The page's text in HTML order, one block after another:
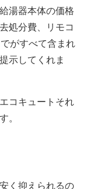
湯器本体の価格
処分費、リモコ
がすべて含まれ
示してくれま
コキュートそれ
。
く抑えられるの